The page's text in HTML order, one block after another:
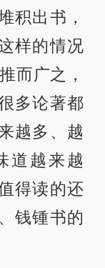
积出书，
样的情况
而广之，
多论著都
越多、越
道越来越
得读的还
钱锺书的